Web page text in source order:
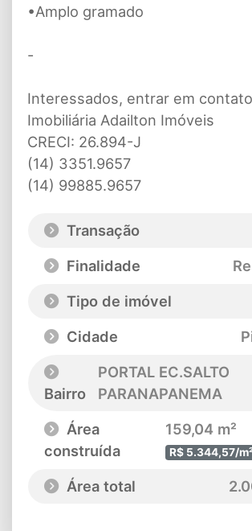
•Amplo gramado
-
Interessados, entrar em
Imobiliária Adailton Imóveis
CRECI: 26.894-J
(14) 3351.9657
(14) 99885.9657
Transação
Finalidade
Tipo de imóvel
Cidade
Bairro
PORTAL EC.SALTO
PARANAPANEMA
Área
construída
159,04 m²
R$ 5.344,57/
Área total